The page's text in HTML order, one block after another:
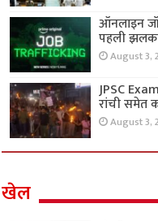
ऑनलाइन
पहली
August 3,
JPSC
रांची समेत
August 3,
खेल